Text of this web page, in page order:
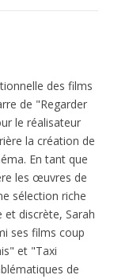
des films
de "Regarder
le réalisateur
la création de
En tant que
les œuvres de
sélection riche
discrète, Sarah
ses films coup
et "Taxi
de